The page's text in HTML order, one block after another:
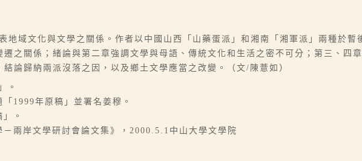
地域文化與文學之關係。作者以中國山西「山藥蛋派」和湘南「湘軍派」兩種於
之關係；緒論與第二章強調文學與母語、傳統文化和生活之密不可分；第三、四
論歸納兩派沒落之因，以及鄉土文學應當之改變。（文/陳薏如）
。
1999年原稿」並署名姜穆。
。
兩岸文學研討會論文集》，2000.5.1中山大學文學院